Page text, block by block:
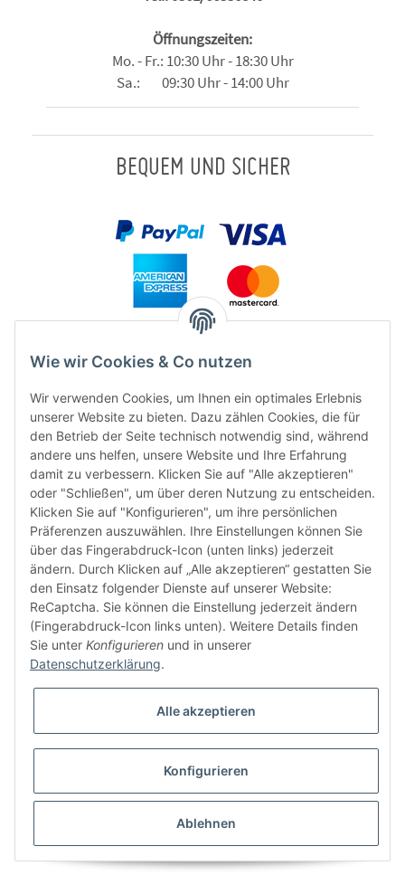
Öffnungszeiten:
Mo. - Fr.: 10:30 Uhr - 18:30 Uhr
Sa.: 09:30 Uhr - 14:00 Uhr
BEQUEM UND SICHER
FÜR EUCH UNTERWEGS
Vertrag widerrufen
* Alle Preise inkl. gesetzlicher USt., zzgl.
© domsport GbR Besucherzähler: 1300181
Wie wir Cookies & Co nutzen
Wir verwenden Cookies, um Ihnen ein optimales Erlebnis
unserer Website zu bieten. Dazu zählen Cookies, die für
den Betrieb der Seite technisch notwendig sind, während
andere uns helfen, unsere Website und Ihre Erfahrung
damit zu verbessern. Klicken Sie auf "Alle akzeptieren"
oder "Schließen", um über deren Nutzung zu entscheiden.
Klicken Sie auf "Konfigurieren", um ihre persönlichen
Präferenzen auszuwählen. Ihre Einstellungen können Sie
über das Fingerabdruck-Icon (unten links) jederzeit
ändern. Durch Klicken auf „Alle akzeptieren“ gestatten Sie
den Einsatz folgender Dienste auf unserer Website:
ReCaptcha. Sie können die Einstellung jederzeit ändern
(Fingerabdruck-Icon links unten). Weitere Details finden
Sie unter Konfigurieren und in unserer
Datenschutzerklärung.
Alle akzeptieren
Konfigurieren
Ablehnen